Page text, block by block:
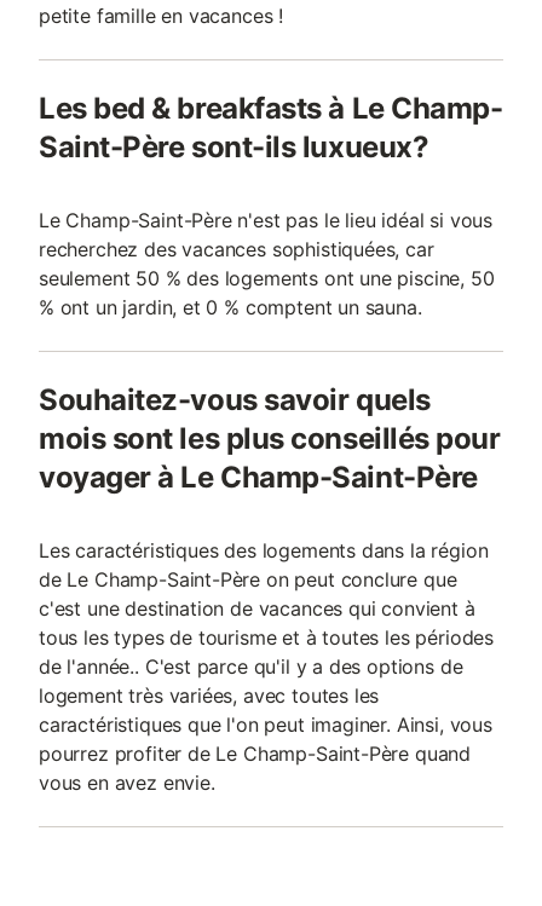
petite famille en vacances !
Les bed & breakfasts à Le Champ-
Saint-Père sont-ils luxueux?
Le Champ-Saint-Père n'est pas le lieu idéal si vous
recherchez des vacances sophistiquées, car
seulement 50 % des logements ont une piscine, 50
% ont un jardin, et 0 % comptent un sauna.
Souhaitez-vous savoir quels
mois sont les plus conseillés pour
voyager à Le Champ-Saint-Père
Les caractéristiques des logements dans la région
de Le Champ-Saint-Père on peut conclure que
c'est une destination de vacances qui convient à
tous les types de tourisme et à toutes les périodes
de l'année.. C'est parce qu'il y a des options de
logement très variées, avec toutes les
caractéristiques que l'on peut imaginer. Ainsi, vous
pourrez profiter de Le Champ-Saint-Père quand
vous en avez envie.